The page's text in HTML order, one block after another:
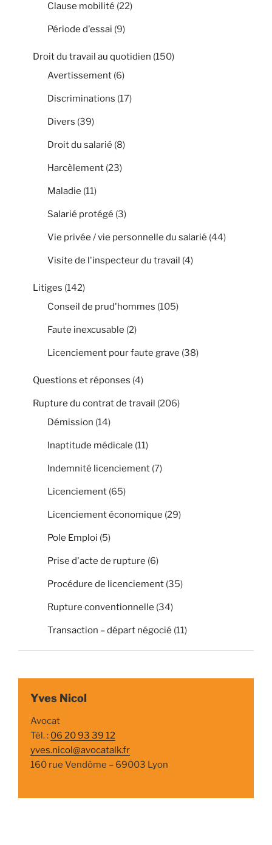
Clause mobilité (22)
Période d'essai (9)
Droit du travail au quotidien (150)
Avertissement (6)
Discriminations (17)
Divers (39)
Droit du salarié (8)
Harcèlement (23)
Maladie (11)
Salarié protégé (3)
Vie privée / vie personnelle du salarié (44)
Visite de l'inspecteur du travail (4)
Litiges (142)
Conseil de prud'hommes (105)
Faute inexcusable (2)
Licenciement pour faute grave (38)
Questions et réponses (4)
Rupture du contrat de travail (206)
Démission (14)
Inaptitude médicale (11)
Indemnité licenciement (7)
Licenciement (65)
Licenciement économique (29)
Pole Emploi (5)
Prise d'acte de rupture (6)
Procédure de licenciement (35)
Rupture conventionnelle (34)
Transaction – départ négocié (11)
Yves Nicol
Avocat
Tél. : 06 20 93 39 12
yves.nicol@avocatalk.fr
160 rue Vendôme – 69003 Lyon